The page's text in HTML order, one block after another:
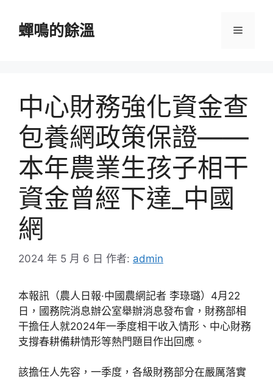
蟬鳴的餘溫 選
中心財務強化資金查
包養網政策保證——
本年農業生孩子相干
資金曾經下達_中國
網
2024 年 5 月 6 日 作者: admin
本報訊（農人日報·中國農網記者 李琭璐）4月22
日，國務院消息辦公室舉辦消息發布會，財務部相
干擔任人就2024年一季度相干收入情形、中心財務
支撐春耕備耕情形等熱門題目作出回應。
該擔任人先容，一季度，各級財務部分在嚴厲落實